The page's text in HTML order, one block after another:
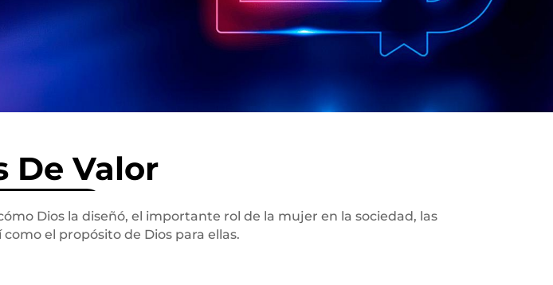
De Valor
Dios la diseñó, el importante rol de la mujer en la sociedad, las
el propósito de Dios para ellas.